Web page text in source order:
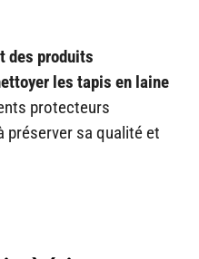
des produits
les tapis en laine
protecteurs
préserver sa qualité et